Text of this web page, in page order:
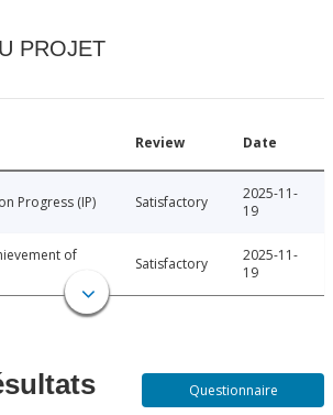
PROJET
Review Date
Progress (IP) Satisfactory
2025-11-
19
of
Satisfactory
2025-11-
19
Questionnaire